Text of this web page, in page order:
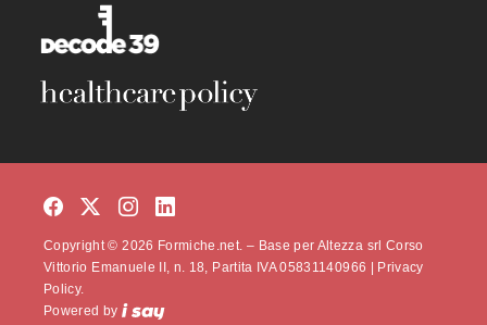
Copyright © 2026 Formiche.net. – Base per Altezza srl Corso
Vittorio Emanuele II, n. 18, Partita IVA 05831140966 |
Privacy
Policy.
Powered by